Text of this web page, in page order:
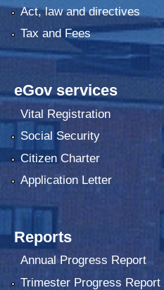
Act, law and directives
Tax and Fees
eGov services
Vital Registration
Social Security
Citizen Charter
Application Letter
Reports
Annual Progress Report
Trimester Progress Report